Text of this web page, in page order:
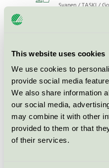
This website uses cookies
We use cookies to
provide social media
We also share information
our social media,
may combine it with other
provided to them or that
of their services.
Svanen / TASKI /
Svanen /
Grovrent, 1 l
Svanen /
ABENA
Cleaning